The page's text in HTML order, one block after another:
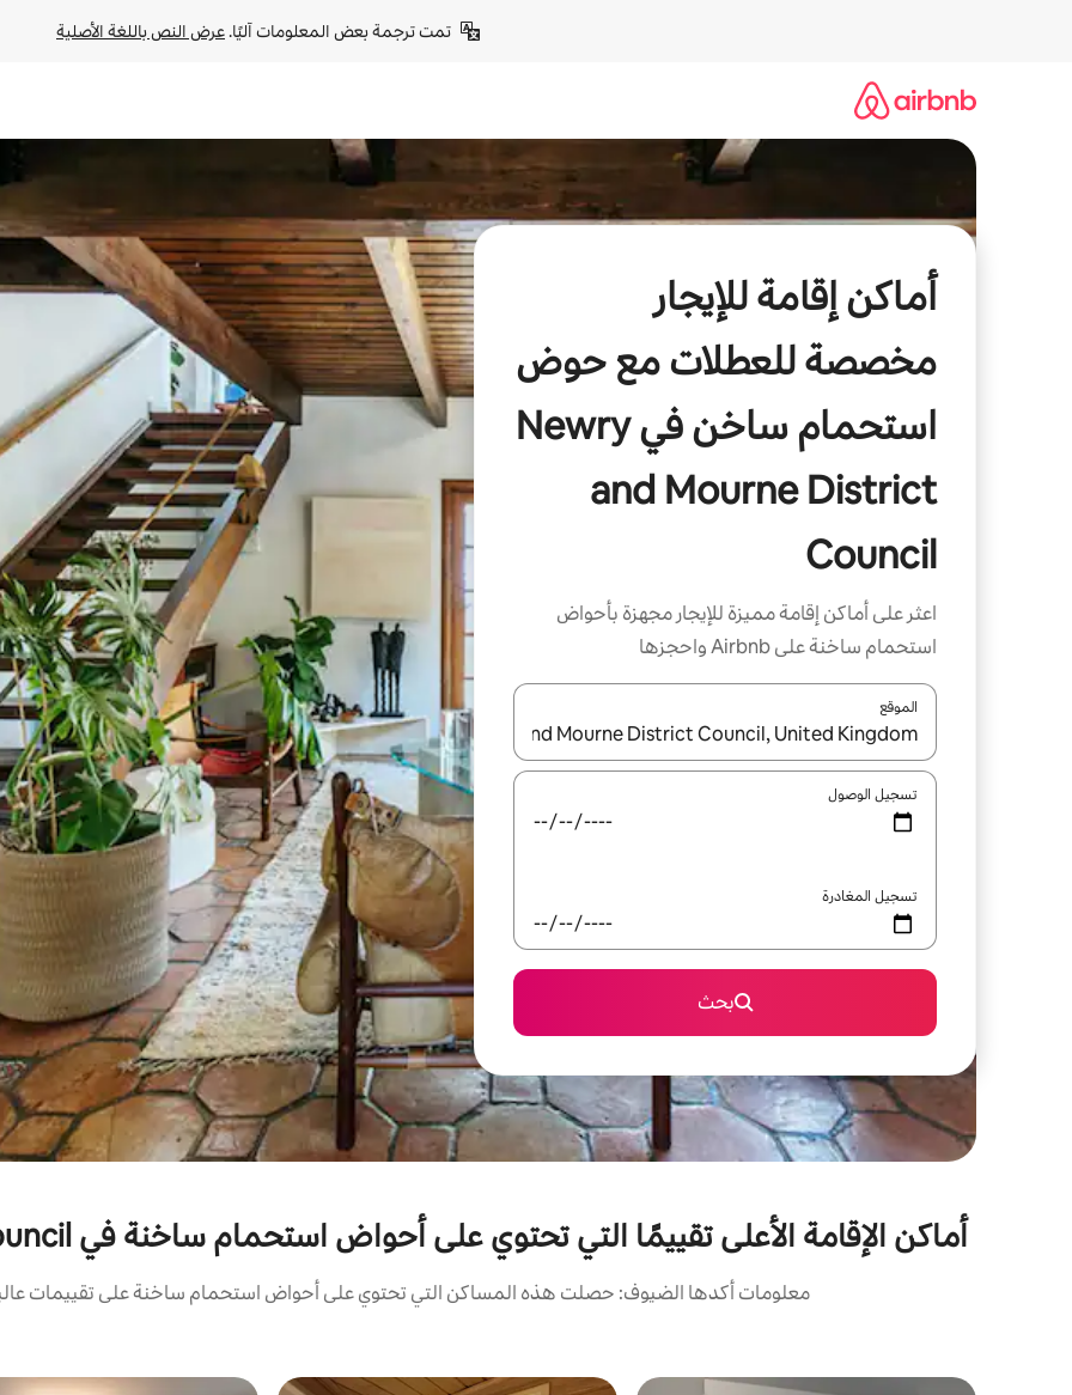
تمت ترجمة بعض المعلومات آليًا. عرض النص باللغة الأصلية
أماكن إقامة للإيجار
مخصصة للعطلات مع حوض
استحمام ساخن في Newry
and Mourne District
Council
اعثر على أماكن إقامة مميزة للإيجار مجهزة بأحواض
استحمام ساخنة على Airbnb واحجزها
الموقع
عند توفر النتائج، انتقل باستخدام السهمين لأعلى ولأسفل أو استكشف عن طريق اللمس أو السحب.
تسجيل الوصول
تسجيل المغادرة
بحث
أماكن الإقامة الأعلى تقييمًا التي تحتوي على أحواض استحمام ساخنة في Newry and Mourne District Council
معلومات أكدها الضيوف: حصلت هذه المساكن التي تحتوي على أحواض استحمام ساخنة على تقييمات